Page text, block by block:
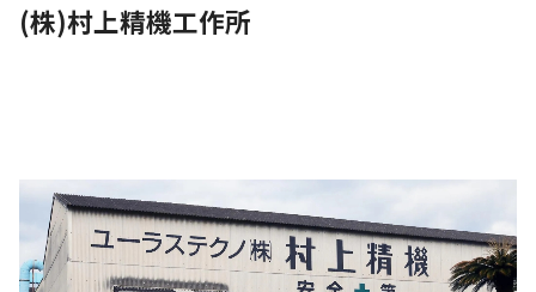
TSR-PLUS
商品・サービス
導入事例
(株)村上精機工作所